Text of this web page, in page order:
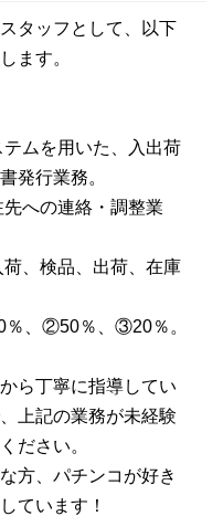
タッフとして、以下
ます。
ムを用いた、入出荷
発行業務。
への連絡・調整業
、検品、出荷、在庫
、②50％、③20％。
ら丁寧に指導してい
上記の業務が未経験
ださい。
方、パチンコが好き
ています！